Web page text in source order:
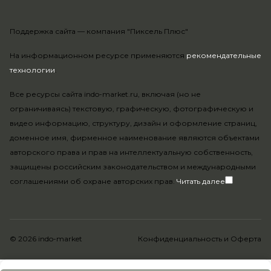
На информационном ресурсе применяются рекомендательные
технологии.
Все ресурсы сайта indo-market.ru, включая (но не
ограничиваясь) текстовую, графическую, фотографическую и
видео информацию, структуру, дизайн и оформление страниц,
доменное имя, фирменное наименование являются объектами
авторского права и прав на интеллектуальную собственность,
защищены российским законодательством и международными
соглашениями об охране авторских прав. Читать далее
Поддержка сайта — компания "Пиксель Плюс"
© 2026 indo-market Конфиденциальность и Оферта